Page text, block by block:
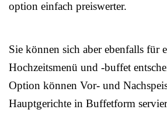
option einfach preiswerter.
Sie können sich aber ebenfalls für
Hochzeitsmenü und -buffet
Option können Vor- und
Hauptgerichte in Buffetform